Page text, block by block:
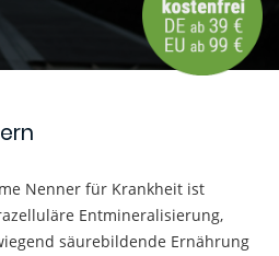
Nenner für Krankheit ist
Entmineralisierung,
säurebildende Ernährung